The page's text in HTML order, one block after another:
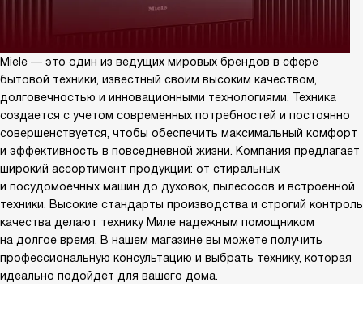
Miele — это один из ведущих мировых брендов в сфере
бытовой техники, известный своим высоким качеством,
долговечностью и инновационными технологиями. Техника
создается с учетом современных потребностей и постоянно
совершенствуется, чтобы обеспечить максимальный комфорт
и эффективность в повседневной жизни. Компания предлагает
широкий ассортимент продукции: от стиральных
и посудомоечных машин до духовок, пылесосов и встроенной
техники. Высокие стандарты производства и строгий контроль
качества делают технику Миле надежным помощником
на долгое время. В нашем магазине вы можете получить
профессиональную консультацию и выбрать технику, которая
идеально подойдет для вашего дома.